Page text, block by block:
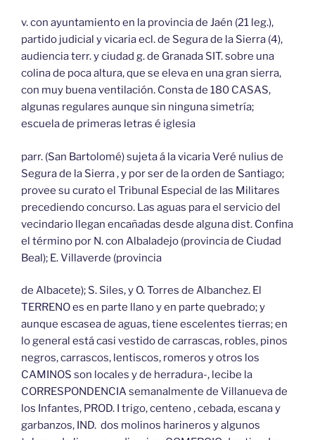
v. con ayuntamiento en la provincia de Jaén (21 leg.),
partido judicial y vicaria ecl. de Segura de la Sierra (4),
audiencia terr. y ciudad g. de Granada SIT. sobre una
colina de poca altura, que se eleva en una gran sierra,
con muy buena ventilación. Consta de 180 CASAS,
algunas regulares aunque sin ninguna simetría;
escuela de primeras letras é iglesia
parr. (San Bartolomé) sujeta á la vicaria Veré nulius de
Segura de la Sierra , y por ser de la orden de Santiago;
provee su curato el Tribunal Especial de las Militares
precediendo concurso. Las aguas para el servicio del
vecindario llegan encañadas desde alguna dist. Confina
el término por N. con Albaladejo (provincia de Ciudad
Beal); E. Villaverde (provincia
de Albacete); S. Siles, y O. Torres de Albanchez. El
TERRENO es en parte llano y en parte quebrado; y
aunque escasea de aguas, tiene escelentes tierras; en
lo general está casi vestido de carrascas, robles, pinos
negros, carrascos, lentiscos, romeros y otros los
CAMINOS son locales y de herradura-, lecibe la
CORRESPONDENCIA semanalmente de Villanueva de
los Infantes, PROD. I trigo, centeno , cebada, escana y
garbanzos, IND. dos molinos harineros y algunos